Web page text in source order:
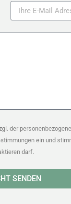
der
ein und
darf.
SENDEN